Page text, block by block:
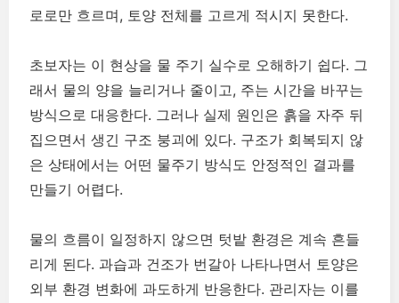
로로만 흐르며, 토양 전체를 고르게 적시지 못한다.
초보자는 이 현상을 물 주기 실수로 오해하기 쉽다. 그
래서 물의 양을 늘리거나 줄이고, 주는 시간을 바꾸는
방식으로 대응한다. 그러나 실제 원인은 흙을 자주 뒤
집으면서 생긴 구조 붕괴에 있다. 구조가 회복되지 않
은 상태에서는 어떤 물주기 방식도 안정적인 결과를
만들기 어렵다.
물의 흐름이 일정하지 않으면 텃밭 환경은 계속 흔들
리게 된다. 과습과 건조가 번갈아 나타나면서 토양은
외부 환경 변화에 과도하게 반응한다. 관리자는 이를